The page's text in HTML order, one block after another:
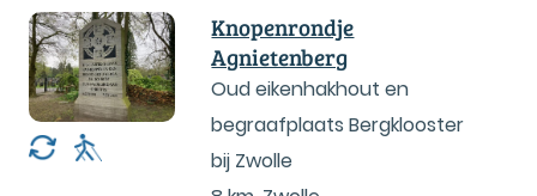
Knopenrondje
Agnietenberg
Oud eikenhakhout en
begraafplaats Bergklooster
bij Zwolle